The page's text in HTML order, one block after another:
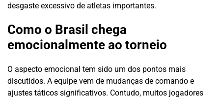
desgaste excessivo de atletas importantes.
Como o Brasil chega
emocionalmente ao torneio
O aspecto emocional tem sido um dos pontos mais
discutidos. A equipe vem de mudanças de comando e
ajustes táticos significativos. Contudo, muitos jogadores